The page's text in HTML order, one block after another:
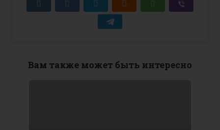
Вам также может быть интересно